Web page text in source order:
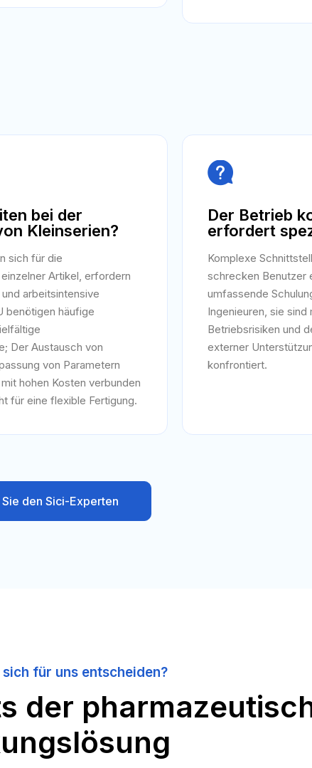
bei der
Kleinserien?
sich für die
Artikel, erfordern
arbeitsintensive
benötigen häufige
Der Austausch von
von Parametern
hohen Kosten verbunden
für eine flexible Fertigung.

Der Betrieb
erfordert
Komplexe
schrecken Benutzer
umfassende
Ingenieuren, sie sind
Betriebsrisiken und
externer
konfrontiert.
den Sici-Experten
für uns entscheiden?
der